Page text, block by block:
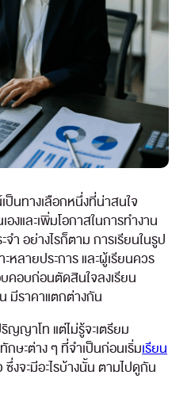
นทางเลือกหนึ่งที่น่าสนใจ
และเพิ่มโอกาสในการทำงาน
ำ อย่างไรก็ตาม การเรียนในรูป
หลายประการ และผู้เรียนควร
คอบก่อนตัดสินใจลงเรียน
มีราคาแตกต่างกัน
ญาโท แต่ไม่รู้จะเตรียม
ษะต่าง ๆ ที่จำเป็นก่อนเริ่มเรียน
ซึ่งจะมีอะไรบ้างนั้น ตามไปดูกัน